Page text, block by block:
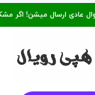
میشن! اگر مشکلی در ثبت سفارش داشتین،